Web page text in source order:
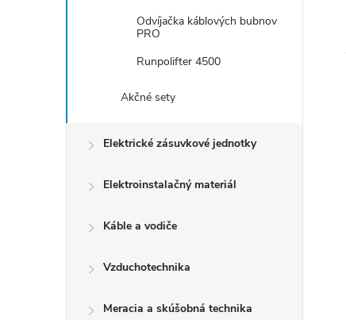
Odvíjačka káblových bubnov
PRO
Runpolifter 4500
Akčné sety
Elektrické zásuvkové jednotky
Elektroinstalačný materiál
Káble a vodiče
Vzduchotechnika
Meracia a skúšobná technika